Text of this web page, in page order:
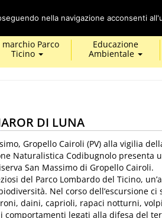
Cerca
marchio Parco
Ticino
Educazione
Ambientale
DI LUNA
Gropello Cairoli (PV) alla vigilia
Naturalistica Codibugnolo presenta
San Massimo di Gropello Cairoli.
del Parco Lombardo del Ticino,
Nel corso dell’escursione ci
daini, caprioli, rapaci notturni,
comportamenti legati alla difesa del
nella navigazione acconsenti